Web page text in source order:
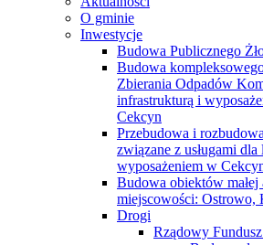
O gminie
Inwestycje
Budowa Publicznego
Budowa
Zbierania Odpadów
infrastrukturą i
Cekcyn
Przebudowa i
związane z usługami
wyposażeniem w
Budowa obiektów
miejscowości:
Drogi
Rządowy